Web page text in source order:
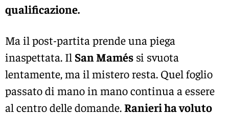
qualificazione.
Ma il post-partita prende una piega
inaspettata. Il San Mamés si svuota
lentamente, ma il mistero resta. Quel foglio
passato di mano in mano continua a essere
al centro delle domande.Ranieri ha voluto